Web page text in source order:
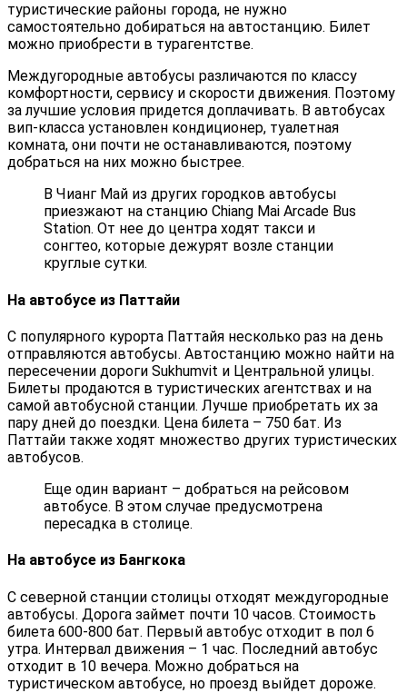
туристические районы города, не нужно
самостоятельно добираться на автостанцию. Билет
можно приобрести в турагентстве.
Междугородные автобусы различаются по классу
комфортности, сервису и скорости движения. Поэтому
за лучшие условия придется доплачивать. В автобусах
вип-класса установлен кондиционер, туалетная
комната, они почти не останавливаются, поэтому
добраться на них можно быстрее.
В Чианг Май из других городков автобусы
приезжают на станцию Chiang Mai Arcade Bus
Station. От нее до центра ходят такси и
сонгтео, которые дежурят возле станции
круглые сутки.
На автобусе из Паттайи
С популярного курорта Паттайя несколько раз на день
отправляются автобусы. Автостанцию можно найти на
пересечении дороги Sukhumvit и Центральной улицы.
Билеты продаются в туристических агентствах и на
самой автобусной станции. Лучше приобретать их за
пару дней до поездки. Цена билета – 750 бат. Из
Паттайи также ходят множество других туристических
автобусов.
Еще один вариант – добраться на рейсовом
автобусе. В этом случае предусмотрена
пересадка в столице.
На автобусе из Бангкока
С северной станции столицы отходят междугородные
автобусы. Дорога займет почти 10 часов. Стоимость
билета 600-800 бат. Первый автобус отходит в пол 6
утра. Интервал движения – 1 час. Последний автобус
отходит в 10 вечера. Можно добраться на
туристическом автобусе, но проезд выйдет дороже.